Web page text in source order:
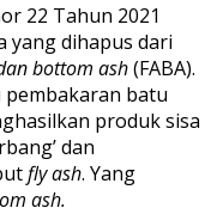
22 Tahun 2021
yang dihapus dari
bottom ash(FABA).
pembakaran batu
produk sisa
dan
fly ash. Yang
ash.